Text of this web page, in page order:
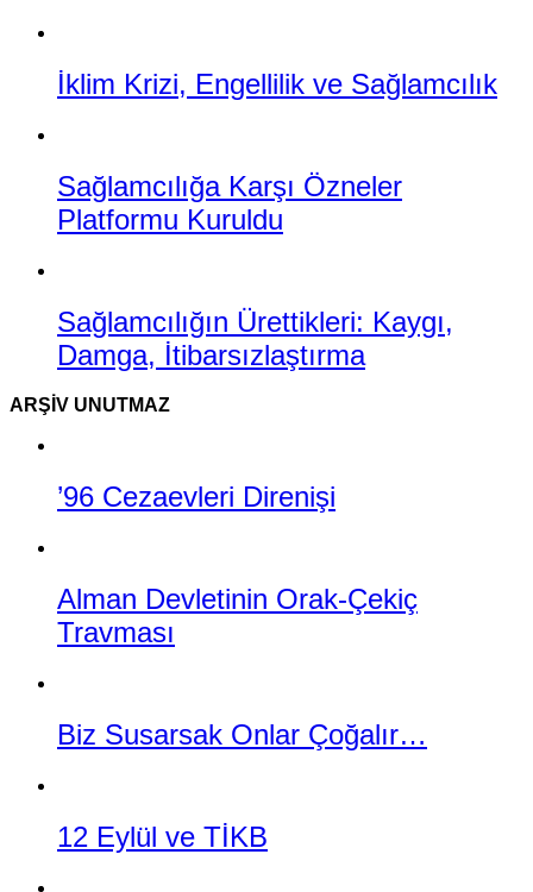
İklim Krizi, Engellilik ve Sağlamcılık
Sağlamcılığa Karşı Özneler
Platformu Kuruldu
Sağlamcılığın Ürettikleri: Kaygı,
Damga, İtibarsızlaştırma
ARŞIV UNUTMAZ
’96 Cezaevleri Direnişi
Alman Devletinin Orak-Çekiç
Travması
Biz Susarsak Onlar Çoğalır…
12 Eylül ve TİKB